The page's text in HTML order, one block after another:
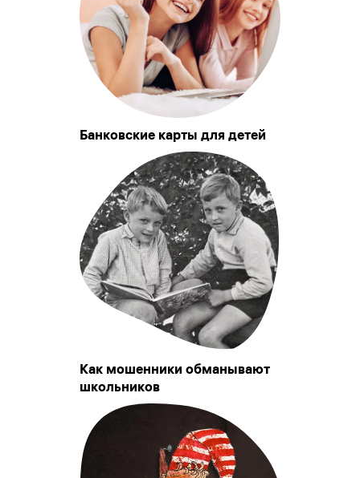
Банковские карты для детей
Как мошенники обманывают
школьников